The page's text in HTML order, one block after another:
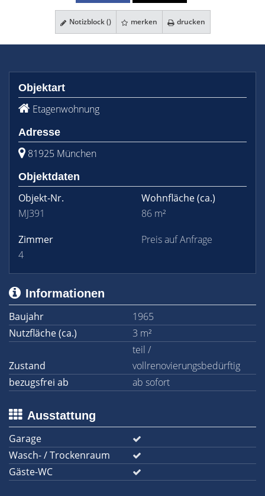
Notizblock () merken drucken
Objektart
Etagenwohnung
Adresse
81925 München
Objektdaten
Objekt-Nr.
MJ391
Wohnfläche(ca.)
86 m²
Zimmer
4
Preis auf Anfrage
Informationen
Baujahr
1965
Nutzfläche (ca.)
3 m²
Zustand
teil /
vollrenovierungsbedürftig
bezugsfrei ab
ab sofort
Ausstattung
Garage
Wasch- / Trockenraum
Gäste-WC